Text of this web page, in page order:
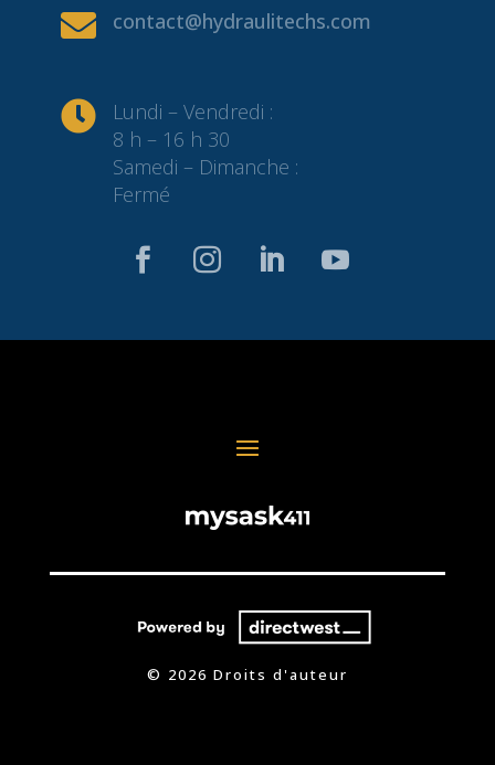
 contact@hydraulitechs.com

Lundi – Vendredi :
8 h – 16 h 30
Samedi – Dimanche :
Fermé
© 2026 Droits d'auteur